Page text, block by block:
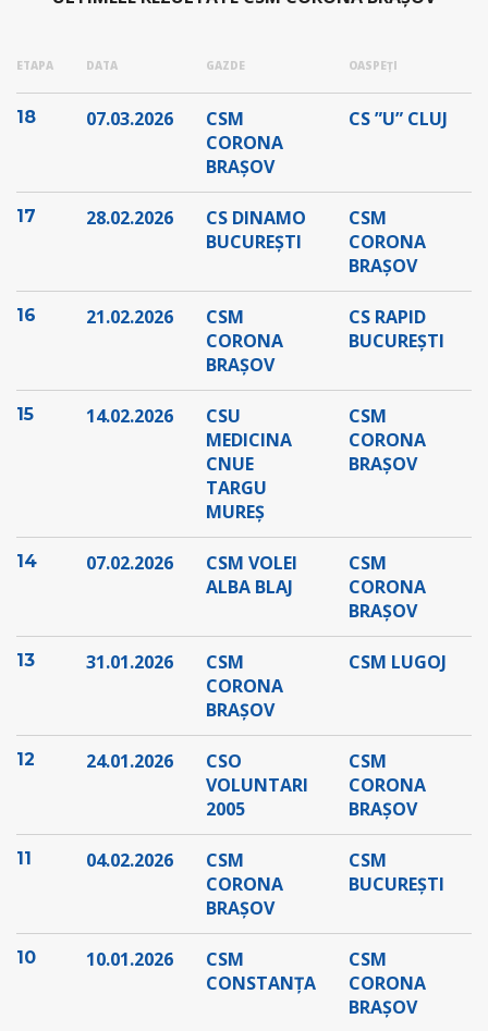
ETAPA DATA GAZDE OASPEȚI
18 07.03.2026
CSM
CORONA
BRAȘOV
CS ”U” CLUJ
17 28.02.2026
CS DINAMO
BUCUREȘTI
CSM
CORONA
BRAȘOV
16 21.02.2026
CSM
CORONA
BRAȘOV
CS RAPID
BUCUREȘTI
15 14.02.2026
CSU
MEDICINA
CNUE
TARGU
MUREȘ
CSM
CORONA
BRAȘOV
14 07.02.2026
CSM VOLEI
ALBA BLAJ
CSM
CORONA
BRAȘOV
13 31.01.2026
CSM
CORONA
BRAȘOV
CSM LUGOJ
12 24.01.2026
CSO
VOLUNTARI
2005
CSM
CORONA
BRAȘOV
11 04.02.2026
CSM
CORONA
BRAȘOV
CSM
BUCUREȘTI
10 10.01.2026
CSM
CONSTANȚA
CSM
CORONA
BRAȘOV